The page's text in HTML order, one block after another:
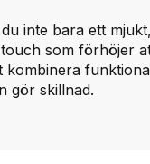
inte bara ett
som förhöjer
gör skillnad.